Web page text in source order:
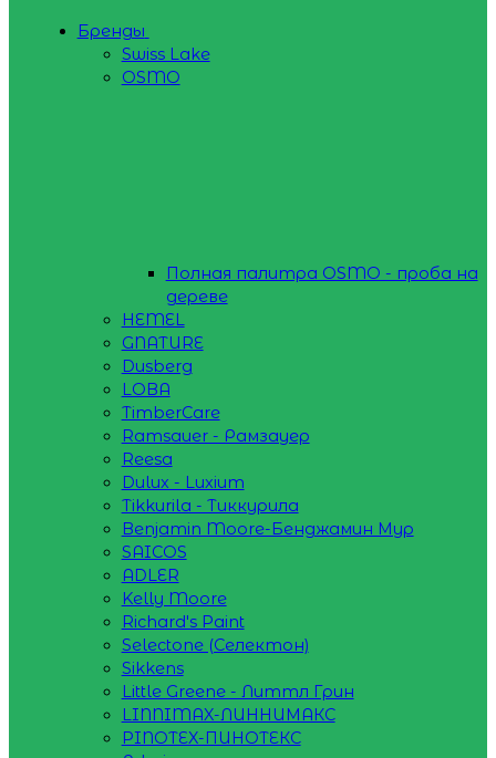
Бренды
Swiss Lake
OSMO
Полная палитра OSMO - проба на
дереве
HEMEL
GNATURE
Dusberg
LOBA
TimberCare
Ramsauer - Рамзауер
Reesa
Dulux - Luxium
Tikkurila - Тиккурила
Benjamin Moore-Бенджамин Мур
SAICOS
ADLER
Kelly Moore
Richard's Paint
Selectone (Селектон)
Sikkens
Little Greene - Литтл Грин
LINNIMAX-ЛИННИМАКС
PINOTEX-ПИНОТЕКС